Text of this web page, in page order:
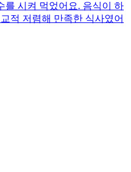
를 시켜 먹었어요. 음식이 하
적 저렴해 만족한 식사였어